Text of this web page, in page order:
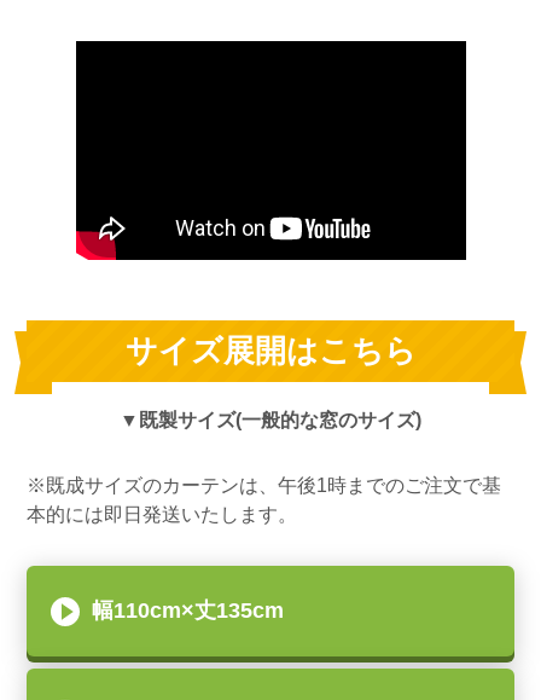
サイズ展開はこちら
▼既製サイズ(一般的な窓のサイズ)
※既成サイズのカーテンは、午後1時までのご注文で基
本的には即日発送いたします。
幅110cm×丈135cm